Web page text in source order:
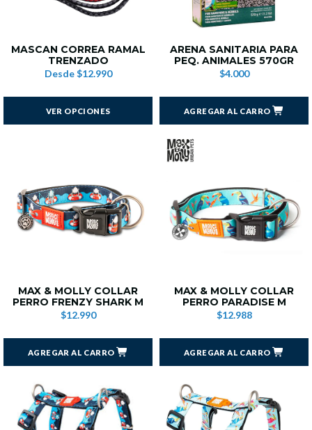
MASCAN CORREA RAMAL
TRENZADO
Desde$12.990
VER OPCIONES
ARENA SANITARIA PARA
PEQ. ANIMALES 570GR
$4.000
AGREGAR AL CARRO
MAX & MOLLY COLLAR
PERRO FRENZY SHARK M
$12.990
AGREGAR AL CARRO
MAX & MOLLY COLLAR
PERRO PARADISE M
$12.988
AGREGAR AL CARRO